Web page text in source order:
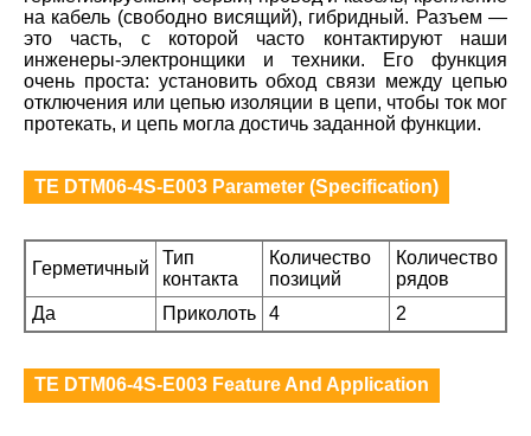
на кабель (свободно висящий), гибридный. Разъем —
это часть, с которой часто контактируют наши
инженеры-электронщики и техники. Его функция
очень проста: установить обход связи между цепью
отключения или цепью изоляции в цепи, чтобы ток мог
протекать, и цепь могла достичь заданной функции.
TE DTM06-4S-E003 Parameter (Specification)
Герметичный
Тип
контакта
Количество
позиций
Количество
рядов
Да
Приколоть 4 2
TE DTM06-4S-E003 Feature And Application